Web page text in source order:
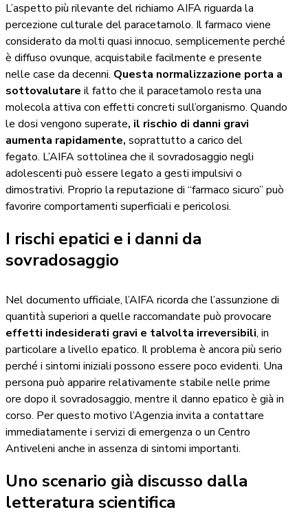
L’aspetto più rilevante del richiamo AIFA riguarda la
percezione culturale del paracetamolo. Il farmaco viene
considerato da molti quasi innocuo, semplicemente perché
è diffuso ovunque, acquistabile facilmente e presente
nelle case da decenni. Questa normalizzazione porta a
sottovalutare il fatto che il paracetamolo resta una
molecola attiva con effetti concreti sull’organismo. Quando
le dosi vengono superate, il rischio di danni gravi
aumenta rapidamente, soprattutto a carico del
fegato. L’AIFA sottolinea che il sovradosaggio negli
adolescenti può essere legato a gesti impulsivi o
dimostrativi. Proprio la reputazione di “farmaco sicuro” può
favorire comportamenti superficiali e pericolosi.
I rischi epatici e i danni da
sovradosaggio
Nel documento ufficiale, l’AIFA ricorda che l’assunzione di
quantità superiori a quelle raccomandate può provocare
effetti indesiderati gravi e talvolta irreversibili, in
particolare a livello epatico. Il problema è ancora più serio
perché i sintomi iniziali possono essere poco evidenti. Una
persona può apparire relativamente stabile nelle prime
ore dopo il sovradosaggio, mentre il danno epatico è già in
corso. Per questo motivo l’Agenzia invita a contattare
immediatamente i servizi di emergenza o un Centro
Antiveleni anche in assenza di sintomi importanti.
Uno scenario già discusso dalla
letteratura scientifica